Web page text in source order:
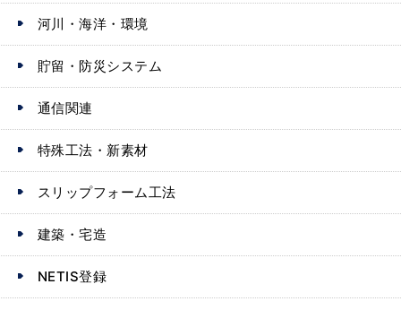
河川・海洋・環境
貯留・防災システム
通信関連
特殊工法・新素材
スリップフォーム工法
建築・宅造
NETIS登録